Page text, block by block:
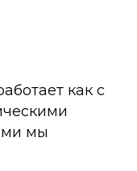
как с
мы